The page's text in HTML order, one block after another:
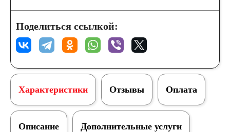
Поделиться ссылкой:
Характеристики
Дополнительные услуги
Отзывы Оплата
Описание